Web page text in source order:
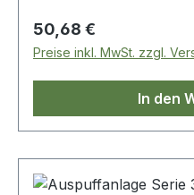
Regulärer Preis:
50,68 €
Preise inkl. MwSt. zzgl.
In den